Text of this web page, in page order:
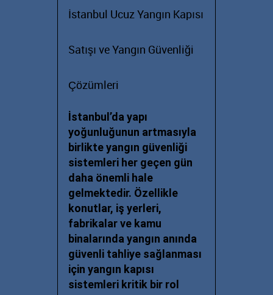
İstanbul Ucuz Yangın Kapısı
Satışı ve Yangın Güvenliği
Çözümleri
İstanbul’da yapı
yoğunluğunun artmasıyla
birlikte yangın güvenliği
sistemleri her geçen gün
daha önemli hale
gelmektedir. Özellikle
konutlar, iş yerleri,
fabrikalar ve kamu
binalarında yangın anında
güvenli tahliye sağlanması
için yangın kapısı
sistemleri kritik bir rol